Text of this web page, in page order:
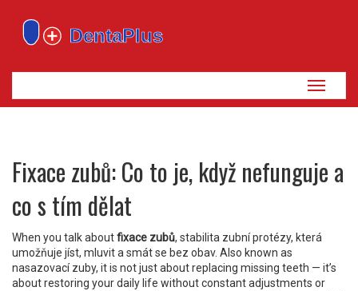
Zobrazit
navigaci
Fixace zubů: Co to je, když nefunguje a
co s tím dělat
When you talk aboutfixace zubů, stabilita zubní protézy, která
umožňuje jíst, mluvit a smát se bez obav. Also known as
nasazovací zuby, it is not just about replacing missing teeth — it’s
about restoring your daily life without constant adjustments or